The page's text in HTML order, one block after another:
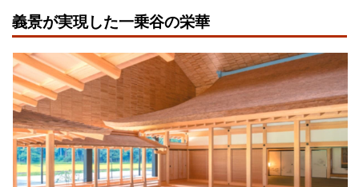
義景が実現した一乗谷の栄華